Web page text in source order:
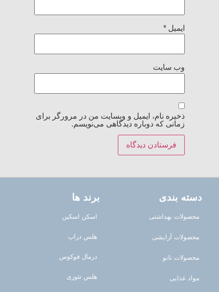
ایمیل*
وب‌ سایت
ذخیره نام، ایمیل و وبسایت من در مرورگر برای
زمانی که دوباره دیدگاهی می‌نویسم.
دسته بندی
محصولات بهداشتی
محصولات آرایشی
محصولات نانو
مواد غذایی
برند ها
اسکن اسکین
هلس دراپ
درمال فوکوس
هلس تئوری